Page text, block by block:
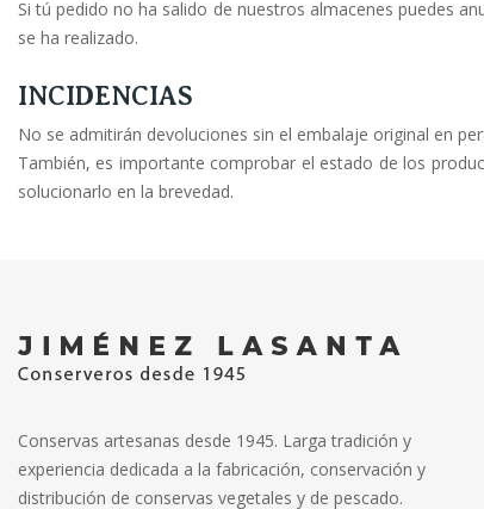
Si tú pedido no ha salido de nuestros almacenes puedes
se ha realizado.
INCIDENCIAS
No se admitirán devoluciones sin el embalaje original en
También, es importante comprobar el estado de los
solucionarlo en la brevedad.
Conservas artesanas desde 1945. Larga tradición y
experiencia dedicada a la fabricación, conservación y
distribución de conservas vegetales y de pescado.